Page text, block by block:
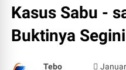
Kasus Sabu -
Buktinya Segini
Tebo